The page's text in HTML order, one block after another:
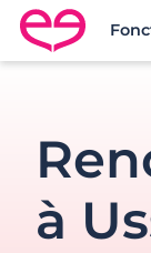
Rencontre
à